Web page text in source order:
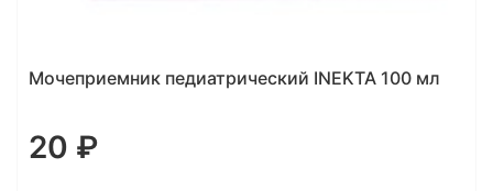
Мочеприемник педиатрический INEKTA 100 мл
20 ₽